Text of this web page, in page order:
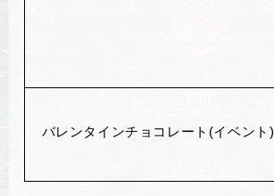
バレンタインチョコレート(イベント)